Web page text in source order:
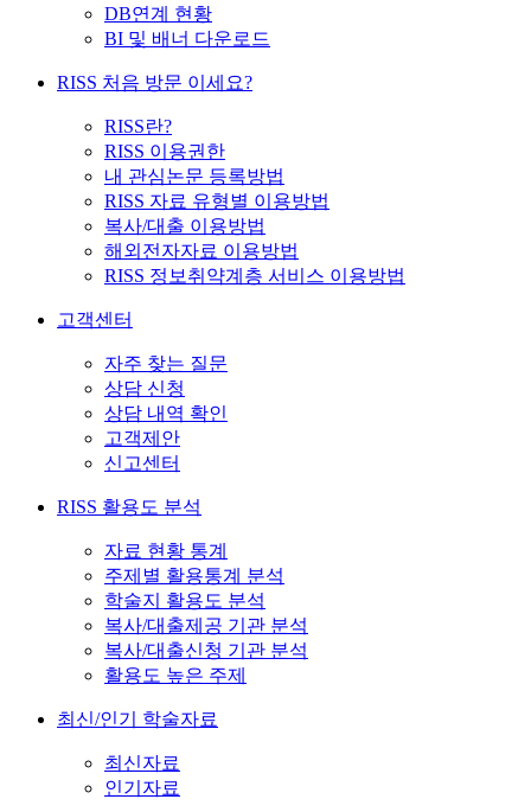
DB연계 현황
BI 및 배너 다운로드
RISS 처음 방문 이세요?
RISS란?
RISS 이용권한
내 관심논문 등록방법
RISS 자료 유형별 이용방법
복사/대출 이용방법
해외전자자료 이용방법
RISS 정보취약계층 서비스 이용방법
고객센터
자주 찾는 질문
상담 신청
상담 내역 확인
고객제안
신고센터
RISS 활용도 분석
자료 현황 통계
주제별 활용통계 분석
학술지 활용도 분석
복사/대출제공 기관 분석
복사/대출신청 기관 분석
활용도 높은 주제
최신/인기 학술자료
최신자료
인기자료